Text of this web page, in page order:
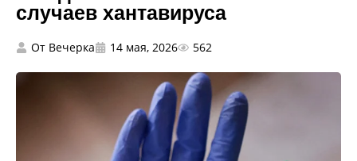
случаев хантавируса
От Вечерка 14 мая, 2026 562